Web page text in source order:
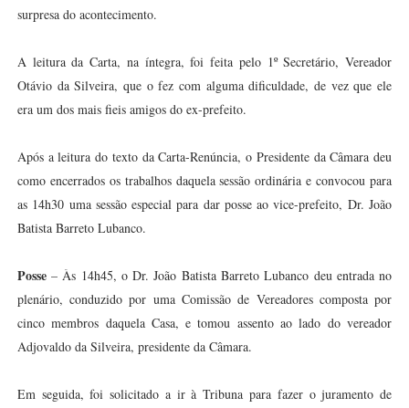
surpresa do acontecimento.
A leitura da Carta, na íntegra, foi feita pelo 1º Secretário, Vereador
Otávio da Silveira, que o fez com alguma dificuldade, de vez que ele
era um dos mais fieis amigos do ex-prefeito.
Após a leitura do texto da Carta-Renúncia, o Presidente da Câmara deu
como encerrados os trabalhos daquela sessão ordinária e convocou para
as 14h30 uma sessão especial para dar posse ao vice-prefeito, Dr. João
Batista Barreto Lubanco.
Posse– Às 14h45, o Dr. João Batista Barreto Lubanco deu entrada no
plenário, conduzido por uma Comissão de Vereadores composta por
cinco membros daquela Casa, e tomou assento ao lado do vereador
Adjovaldo da Silveira, presidente da Câmara.
Em seguida, foi solicitado a ir à Tribuna para fazer o juramento de